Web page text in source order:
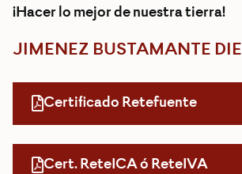
¡Hacer lo mejor de nuestra tierra!
JIMENEZ BUSTAMANTE DIE
Certificado Retefuente
Cert. ReteICA ó ReteIVA